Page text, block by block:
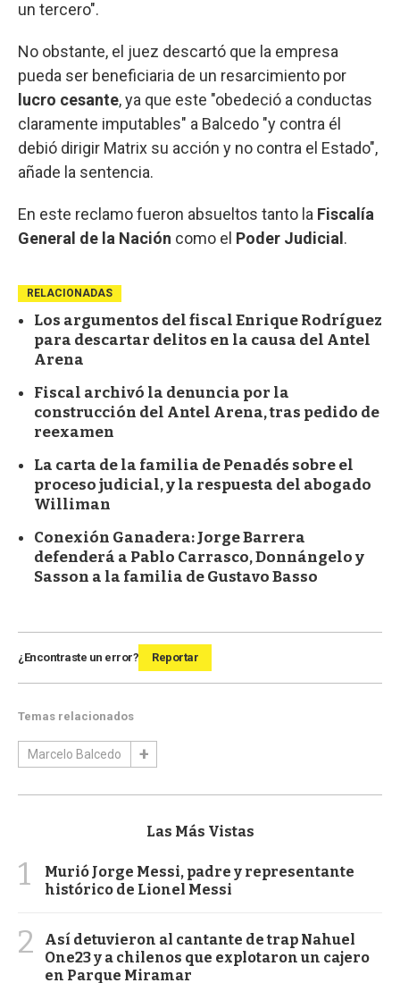
un tercero".
No obstante, el juez descartó que la empresa
pueda ser beneficiaria de un resarcimiento por
lucro cesante, ya que este "obedeció a conductas
claramente imputables" a Balcedo "y contra él
debió dirigir Matrix su acción y no contra el Estado",
añade la sentencia.
En este reclamo fueron absueltos tanto la Fiscalía
General de la Nación como el Poder Judicial .
RELACIONADAS
Los argumentos del fiscal Enrique Rodríguez
para descartar delitos en la causa del Antel
Arena
Fiscal archivó la denuncia por la
construcción del Antel Arena, tras pedido de
reexamen
La carta de la familia de Penadés sobre el
proceso judicial, y la respuesta del abogado
Williman
Conexión Ganadera: Jorge Barrera
defenderá a Pablo Carrasco, Donnángelo y
Sasson a la familia de Gustavo Basso
¿Encontraste un error? Reportar
Temas relacionados
Marcelo Balcedo
Las Más Vistas
1
Murió Jorge Messi, padre y representante
histórico de Lionel Messi
2
Así detuvieron al cantante de trap Nahuel
One23 y a chilenos que explotaron un cajero
en Parque Miramar